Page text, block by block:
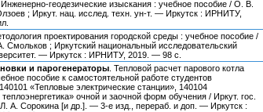
Инженерно-геодезические изыскания : учебное пособие / О. В.
; Иркут. нац. исслед. техн. ун-т. — Иркутск : ИРНИТУ,
проектирования городской среды : учебное пособие /
Смольков ; Иркутский национальный исследовательский
— Иркутск : ИРНИТУ, 2019. — 98 с.
и парогенераторы . Тепловой расчет парового котла
пособие к самостоятельной работе студентов
«Тепловые электрические станции», 140104
очной и заочной форм обучения / Иркут. гос.
Л. А. Сорокина [и др.]. — 3-е изд., перераб. и доп. — Иркутск :